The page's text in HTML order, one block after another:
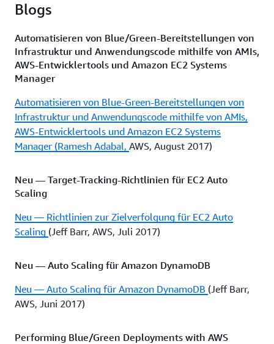
Blogs
Automatisieren von Blue/Green-Bereitstellungen von
Infrastruktur und Anwendungscode mithilfe von AMIs,
AWS-Entwicklertools und Amazon EC2 Systems
Manager
Automatisieren von Blue-Green-Bereitstellungen von
Infrastruktur und Anwendungscode mithilfe von AMIs,
AWS-Entwicklertools und Amazon EC2 Systems
Manager (Ramesh Adabal, AWS, August 2017)
Neu — Target-Tracking-Richtlinien für EC2 Auto
Scaling
Neu — Richtlinien zur Zielverfolgung für EC2 Auto
Scaling (Jeff Barr, AWS, Juli 2017)
Neu — Auto Scaling für Amazon DynamoDB
Neu — Auto Scaling für Amazon DynamoDB (Jeff Barr,
AWS, Juni 2017)
Performing Blue/Green Deployments with AWS